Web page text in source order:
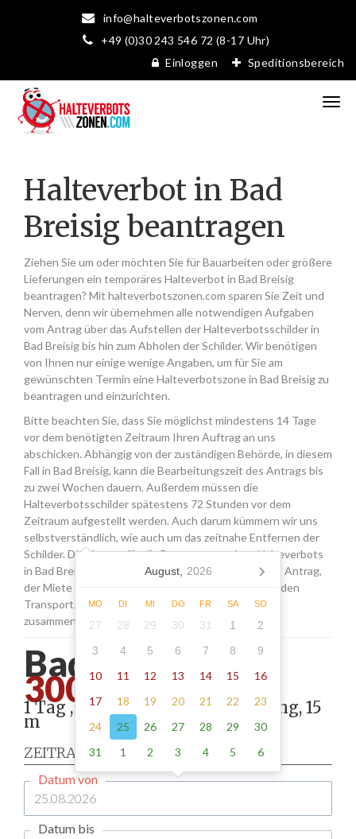
info@halteverbotszonen.com
+49 (0)30 243 546 72 (8-17 Uhr)
Einloggen
Speditionsbereich
Halteverbot in Bad
Breisig beantragen
Ziehen Sie um oder möchten Sie für Bauarbeiten oder größere
Lieferungen ein temporäres Halteverbot in Bad Breisig
beantragen? Mit halteverbotszonen.com sparen Sie Zeit und
Nerven, denn wir übernehmen alle notwendigen Aufgaben
vom Antrag über das Aufstellen der Halteverbotsschilder in
Bad Breisig bis hin zum Abholen der Schilder. Wir benötigen
von Ihnen nur einige wenige Angaben, um für Sie am
gewünschten Termin eine Halteverbotszone in Bad Breisig zu
beantragen und einzurichten.
Bitte beachten Sie, dass Sie möglichst mindestens 14 Tage
vor dem benötigten Zeitraum Ihren Auftrag an uns
abschicken. Abhängig von der zuständigen Behörde, in diesem
Fall in Bad Breisig, kann die Bearbeitungszeit des Antrags bis
zu zwei Wochen dauern. Außerdem müssen die
Halteverbotsschilder spätestens 72 Stunden vor dem
Zeitraum aufgestellt werden. Auch darum kümmern wir uns
selbstverständlich, wie auch um das zeitnahe Entfernen der
Schilder. Die Kosten für die Beantragung eines Halteverbots
in Bad Breisig setzen sich aus den Gebühren für den Antrag,
der Miete für die Schilder sowie einer Pauschale für den
Transport, das Aufstellen und Abholen der Schilder
zusammen.
Bad breisig -
300.00
1 Tag , Stellung gemäß Anordnung, 15
m
ZEITRAUM
Datum von
Datum bis
August, 2026
MO DI MI DO FR SA SO
27 28 29 30 31 1
2
3
4 5 6 7 8 9
10 11 12 13 14 15
16
17
18 19 20 21 22
23
24
25 26 27 28 29
30
31
1 2 3 4 5 6